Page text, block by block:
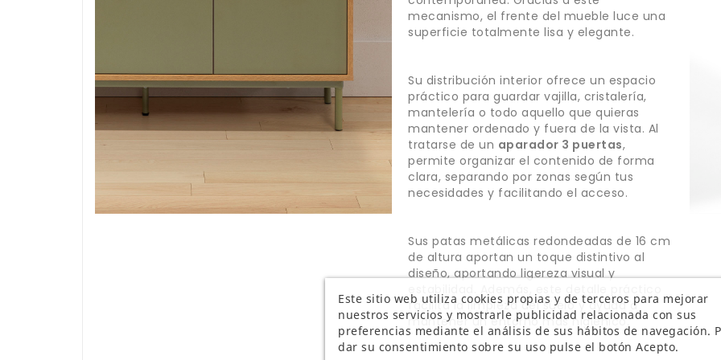
mecanismo, el frente del mueble luce una
superficie totalmente lisa y elegante.
Su distribución interior ofrece un espacio
práctico para guardar vajilla, cristalería,
mantelería o todo aquello que quieras
mantener ordenado y fuera de la vista. Al
tratarse de un aparador 3 puertas,
permite organizar el contenido de forma
clara, separando por zonas según tus
necesidades y facilitando el acceso.
Sus patas metálicas redondeadas de 16 cm
de altura aportan un toque distintivo al
diseño, aportando ligereza visual y
facilita la limpieza del suelo y ayuda a
mantener un entorno más higiénico.
Este sitio web utiliza cookies propias y de terceros para mejorar
nuestros servicios y mostrarle publicidad relacionada con sus
preferencias mediante el análisis de sus hábitos de navegación.
dar su consentimiento sobre su uso pulse el botón Acepto.